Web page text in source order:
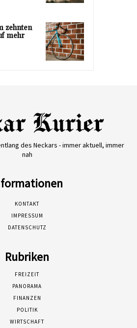
zehnten
mehr
des Neckars - immer aktuell, immer
nah
KONTAKT
IMPRESSUM
DATENSCHUTZ
Rubriken
FREIZEIT
PANORAMA
FINANZEN
POLITIK
WIRTSCHAFT